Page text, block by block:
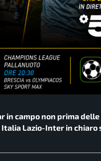
campo non prima delle
Lazio-Inter in chiaro